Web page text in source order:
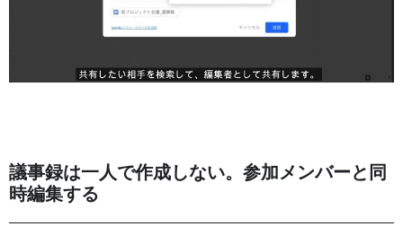
議事録は一人で作成しない。参加メンバーと同
時編集する